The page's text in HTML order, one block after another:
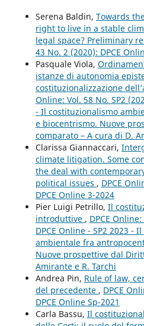
Serena Baldin, Towards
right to live in a stable
legal space? Preliminary
43 No. 2 (2020): DPCE
Pasquale Viola,
istanze di autonomia
costituzionalizzazione
Online: Vol. 58 No. SP2
- Il costituzionalismo
e biocentrismo. Nuove
comparato – A cura di D.
Clarissa Giannaccari,
climate litigation. Some
the deal with
political issues , DPCE
DPCE Online 3-2024
Pier Luigi Petrillo, Il
introduttive , DPCE
DPCE Online - SP2 2023 -
ambientale fra
Nuove prospettive dal
Amirante e R. Tarchi
Andrea Pin, Rule of law,
del precedente , DPCE
DPCE Online Sp-2021
Carla Bassu, Il